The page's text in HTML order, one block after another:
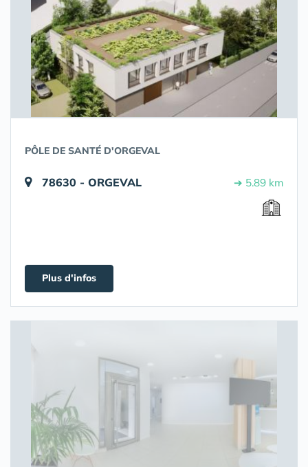
PÔLE DE SANTÉ D'ORGEVAL
78630 - ORGEVAL ➔ 5.89 km
Plus d'infos